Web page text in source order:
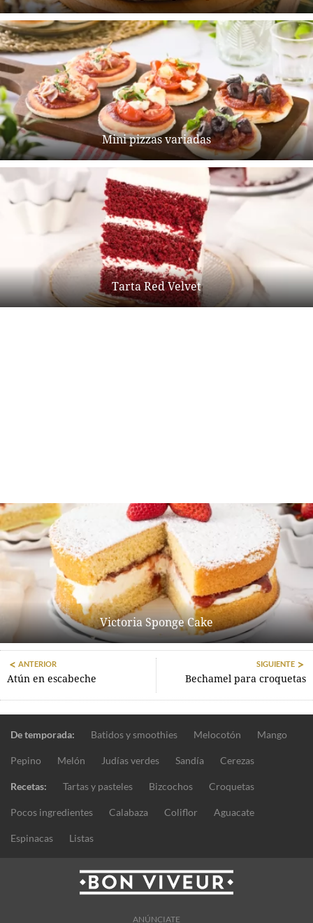
Mini pizzas variadas
Tarta Red Velvet
Victoria Sponge Cake
ANTERIOR
Atún en escabeche
SIGUIENTE
Bechamel para croquetas
De temporada: Batidos y smoothies Melocotón Mango
Pepino Melón Judías verdes Sandía Cerezas
Recetas: Tartas y pasteles Bizcochos Croquetas
Pocos ingredientes Calabaza Coliflor Aguacate
Espinacas Listas
ANÚNCIATE